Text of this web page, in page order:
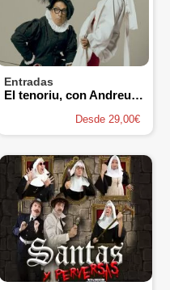
Entradas
El tenoriu, con Andreu Buenafuente y Sílvia Abril
Desde 29,00€